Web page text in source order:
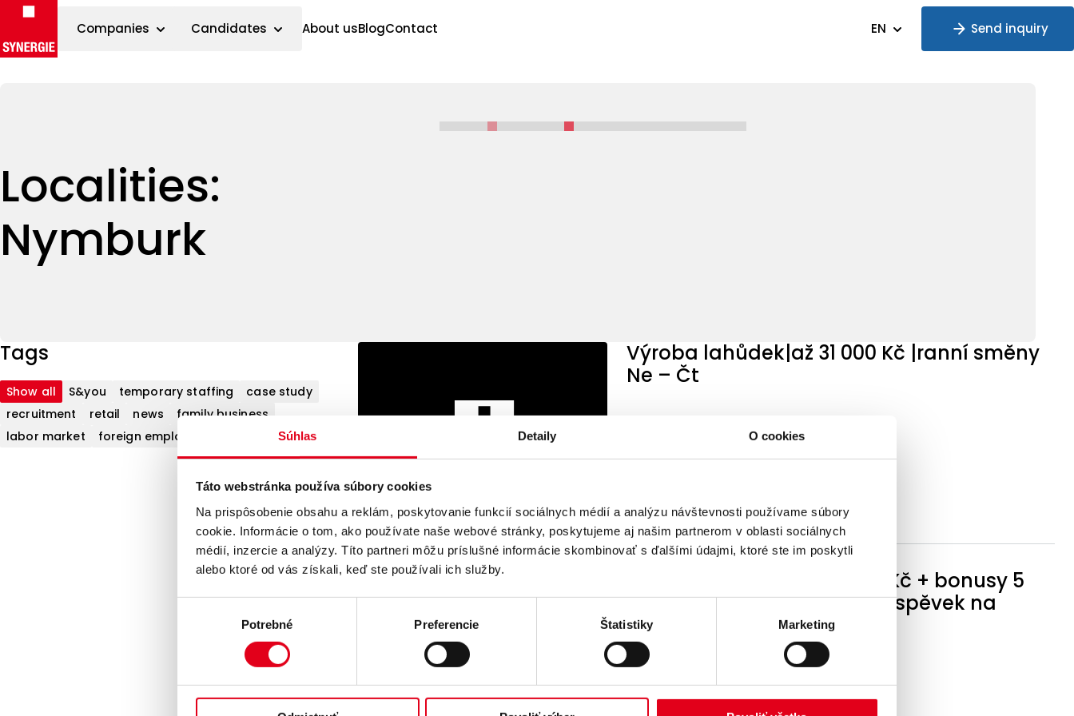
Súhlas Detaily O cookies
Táto webstránka používa súbory cookies
Na prispôsobenie obsahu a reklám, poskytovanie funkcií sociálnych médií a analýzu návštevnosti používame súbory
cookie. Informácie o tom, ako používate naše webové stránky, poskytujeme aj našim partnerom v oblasti sociálnych
médií, inzercie a analýzy. Títo partneri môžu príslušné informácie skombinovať s ďalšími údajmi, ktoré ste im poskytli
alebo ktoré od vás získali, keď ste používali ich služby.
Potrebné Preferencie Štatistiky Marketing
Companies Candidates About usBlogContact EN Send inquiry
Localities:
Nymburk
Tags
Show all S&you temporary staffing
case study
recruitment
retail news
family business
labor market
foreign employees direct search
Výroba lahůdek|až 31 000 Kč |ranní směny
Ne – Čt
Práce ve výrobě od 36 000 Kč + bonusy 5
000 Kč, strava zdarma a příspěvek na
dopravu!